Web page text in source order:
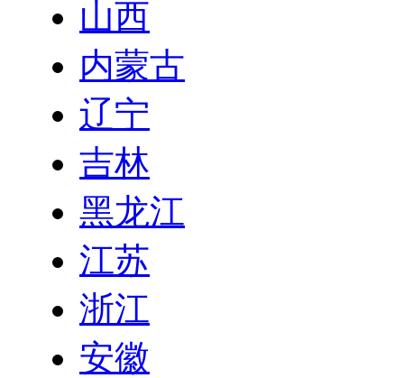
山西
内蒙古
辽宁
吉林
黑龙江
江苏
浙江
安徽